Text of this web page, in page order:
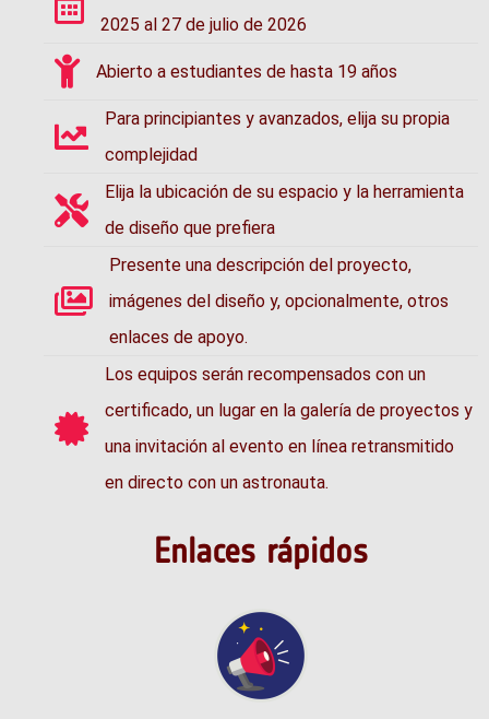
2025 al 27 de julio de 2026
Abierto a estudiantes de hasta 19 años
Para principiantes y avanzados, elija su propia
complejidad
Elija la ubicación de su espacio y la herramienta
de diseño que prefiera
Presente una descripción del proyecto,
imágenes del diseño y, opcionalmente, otros
enlaces de apoyo.
Los equipos serán recompensados con un
certificado, un lugar en la galería de proyectos y
una invitación al evento en línea retransmitido
en directo con un astronauta.
Enlaces rápidos